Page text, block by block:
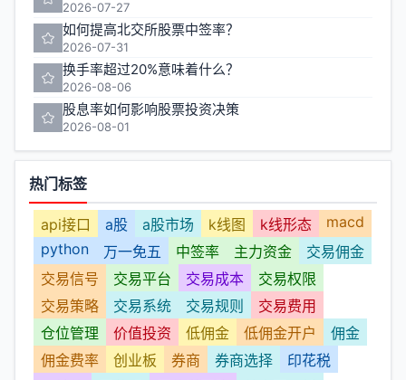
2026-07-27
如何提高北交所股票中签率？
2026-07-31
换手率超过20%意味着什么？
2026-08-06
股息率如何影响股票投资决策
2026-08-01
热门标签
api接口 a股 a股市场 k线图 k线形态
macd
python
万一免五 中签率 主力资金
交易佣金
交易信号
交易平台 交易成本
交易权限
交易策略
交易系统 交易规则
交易费用
仓位管理
价值投资 低佣金 低佣金开户
佣金
佣金费率
创业板 券商 券商选择
印花税